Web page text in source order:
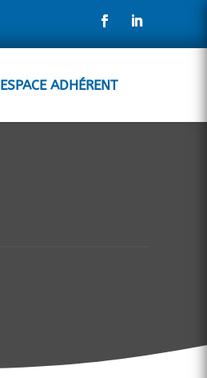
ESPACE ADHÉRENT